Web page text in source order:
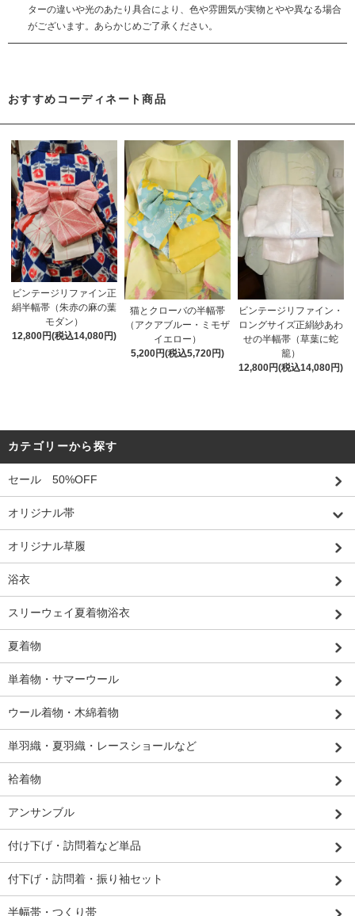
ターの違いや光のあたり具合により、色や雰囲気が実物とやや異なる場合
がございます。あらかじめご了承ください。
おすすめコーディネート商品
ビンテージリファイン正
絹半幅帯（朱赤の麻の葉
モダン）
12,800円(税込14,080円)
猫とクローバの半幅帯
（アクアブルー・ミモザ
イエロー）
5,200円(税込5,720円)
ビンテージリファイン・
ロングサイズ正絹紗あわ
せの半幅帯（草葉に蛇
籠）
12,800円(税込14,080円)
カテゴリーから探す
セール 50%OFF
オリジナル帯
オリジナル草履
浴衣
スリーウェイ夏着物浴衣
夏着物
単着物・サマーウール
ウール着物・木綿着物
単羽織・夏羽織・レースショールなど
袷着物
アンサンブル
付け下げ・訪問着など単品
付下げ・訪問着・振り袖セット
半幅帯・つくり帯